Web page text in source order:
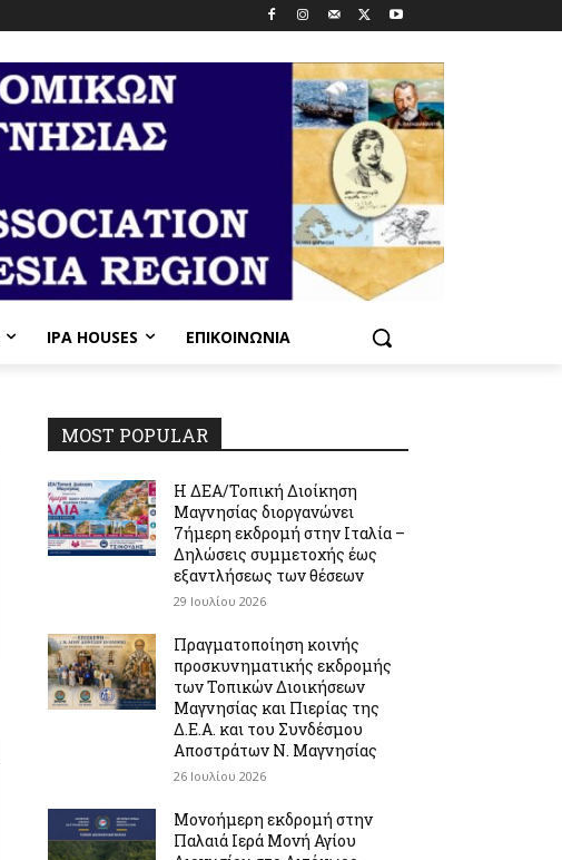
IPA HOUSES ΕΠΙΚΟΙΝΩΝΊΑ
MOST POPULAR
Η ΔΕΑ/Τοπική Διοίκηση
Μαγνησίας διοργανώνει
7ήμερη εκδρομή στην Ιταλία –
Δηλώσεις συμμετοχής έως
εξαντλήσεως των θέσεων
29 Ιουλίου 2026
Πραγματοποίηση κοινής
προσκυνηματικής εκδρομής
των Τοπικών Διοικήσεων
Μαγνησίας και Πιερίας της
Δ.Ε.Α. και του Συνδέσμου
Αποστράτων Ν. Μαγνησίας
26 Ιουλίου 2026
Μονοήμερη εκδρομή στην
Παλαιά Ιερά Μονή Αγίου